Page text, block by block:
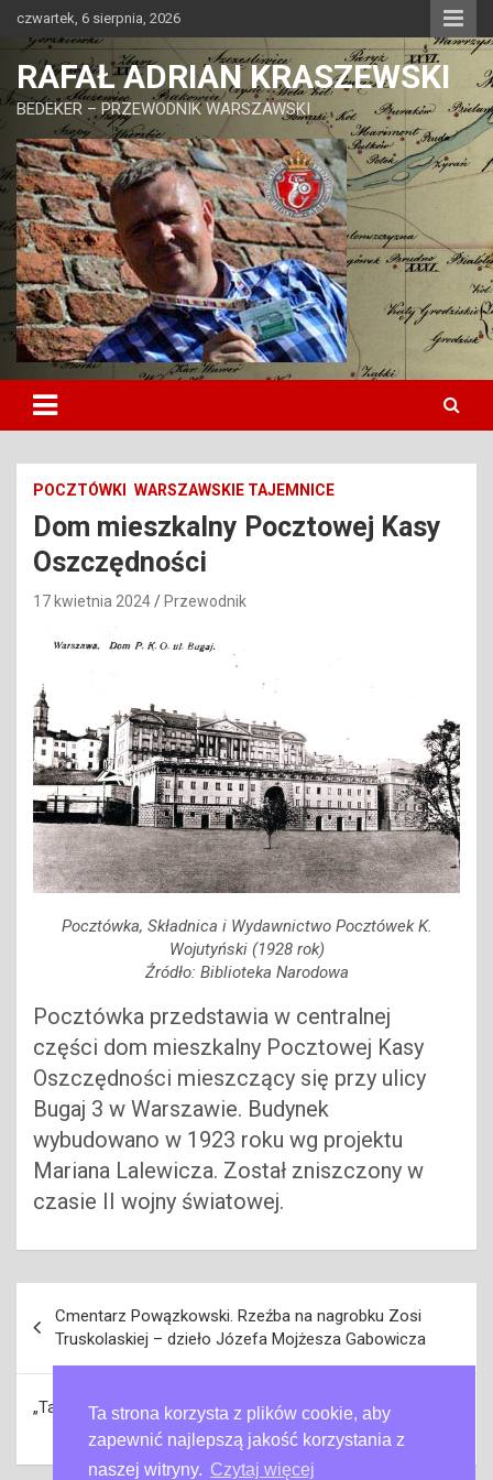
content
czwartek, 6 sierpnia, 2026
RAFAŁ ADRIAN KRASZEWSKI
BEDEKER – PRZEWODNIK WARSZAWSKI
POCZTÓWKI WARSZAWSKIE TAJEMNICE
Dom mieszkalny Pocztowej Kasy
Oszczędności
17 kwietnia 2024 Przewodnik
Pocztówka, Składnica i Wydawnictwo Pocztówek K.
Wojutyński (1928 rok)
Źródło: Biblioteka Narodowa
Pocztówka przedstawia w centralnej
części dom mieszkalny Pocztowej Kasy
Oszczędności mieszczący się przy ulicy
Bugaj 3 w Warszawie. Budynek
wybudowano w 1923 roku wg projektu
Mariana Lalewicza. Został zniszczony w
czasie II wojny światowej.
wpisu
Cmentarz Powązkowski. Rzeźba na nagrobku Zosi
Truskolaskiej – dzieło Józefa Mojżesza Gabowicza
„Targ na Pradze” i „Targ na konie” autorstwa Jana Piotra
Norblina
Ta strona korzysta z plików cookie, aby
zapewnić najlepszą jakość korzystania z
naszej witryny. Czytaj więcej